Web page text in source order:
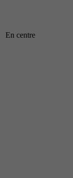
En centre